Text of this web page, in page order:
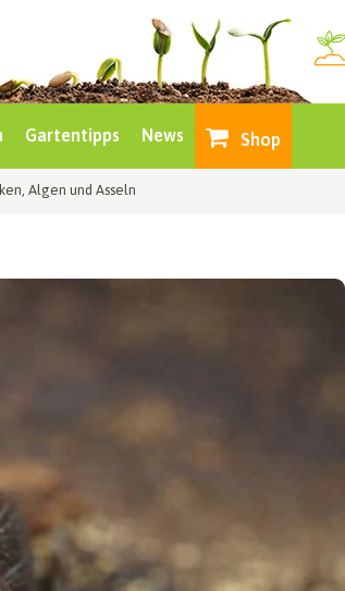
Gartentipps News Shop
Algen und Asseln